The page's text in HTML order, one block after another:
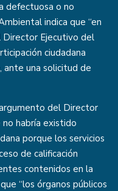
defectuosa o no
indica que “en
Director Ejecutivo del
ciudadana
ante una solicitud de
del Director
no habría existido
porque los servicios
de calificación
contenidos en la
“los órganos públicos